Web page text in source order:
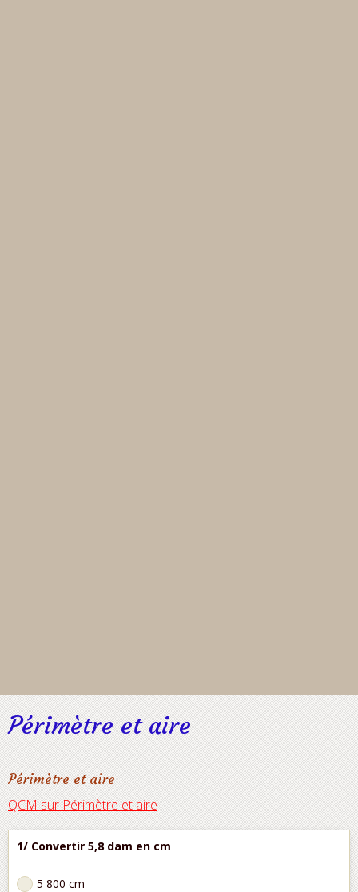
Périmètre et aire
Périmètre et aire
QCM sur Périmètre et aire
1/ Convertir 5,8 dam en cm
5 800 cm